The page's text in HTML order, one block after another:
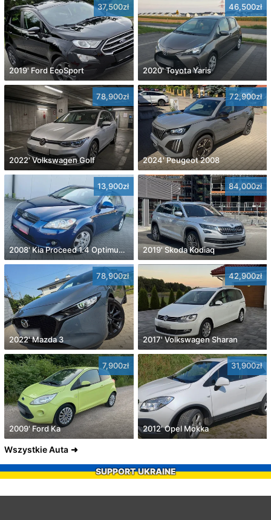
37,500zł
2019' Ford EcoSport
46,500zł
2020' Toyota Yaris
78,900zł
2022' Volkswagen Golf
72,900zł
2024' Peugeot 2008
13,900zł
2008' Kia Proceed 1.4 Optimum +
84,000zł
2019' Skoda Kodiaq
78,900zł
2022' Mazda 3
42,900zł
2017' Volkswagen Sharan
7,900zł
2009' Ford Ka
31,900zł
2012' Opel Mokka
Wszystkie Auta
SUPPORT UKRAINE